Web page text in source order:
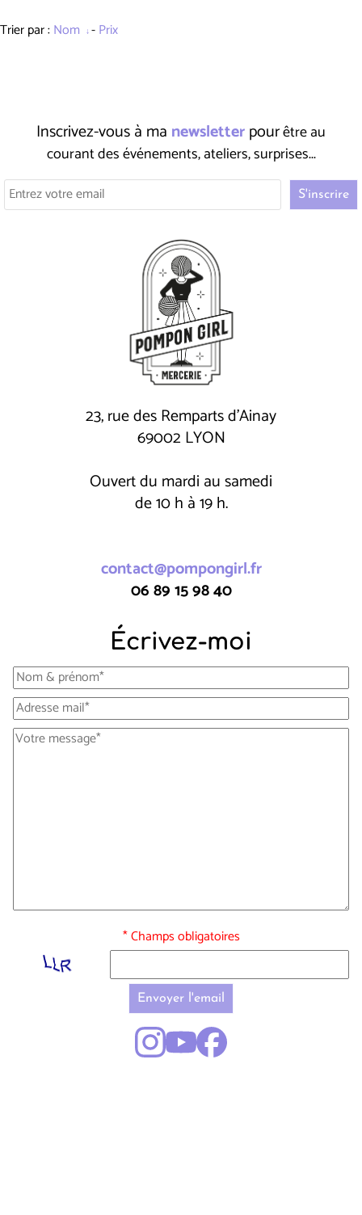
Trier par : Nom -Prix
Inscrivez-vous à ma newsletterpourêtre au
courant des événements, ateliers, surprises...
23, rue des Remparts d'Ainay
69002 LYON
Ouvert du mardi au samedi
de 10 h à 19 h.
contact@pompongirl.fr
06 89 15 98 40
Écrivez-moi
* Champs obligatoires
Envoyer l'email